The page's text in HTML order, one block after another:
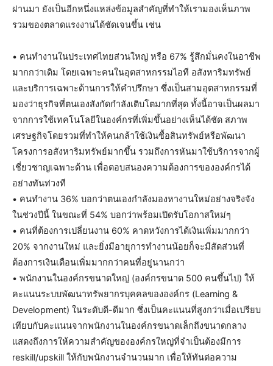
ผ่านมา ยังเป็นอีกหนึ่งแหล่งข้อมูลสำคัญที่ทำให้เรามองเห็นภาพ
รวมของตลาดแรงงานได้ชัดเจนขึ้น เช่น
• คนทำงานในประเทศไทยส่วนใหญ่ หรือ 67% รู้สึกมั่นคงในอาชีพ
มากกว่าเดิม โดยเฉพาะคนในอุตสาหกรรมไอที อสังหาริมทรัพย์
และบริการเฉพาะด้านการให้คำปรึกษา ซึ่งเป็นสามอุตสาหกรรมที่
มองว่าธุรกิจที่ตนเองสังกัดกำลังเติบโตมากที่สุด ทั้งนี้อาจเป็นผลมา
จากการใช้เทคโนโลยีในองค์กรที่เพิ่มขึ้นอย่างเห็นได้ชัด สภาพ
เศรษฐกิจโดยรวมที่ทำให้คนกล้าใช้เงินซื้อสินทรัพย์หรือพัฒนา
โครงการอสังหาริมทรัพย์มากขึ้น รวมถึงการหันมาใช้บริการจากผู้
เชี่ยวชาญเฉพาะด้าน เพื่อตอบสนองความต้องการขององค์กรได้
อย่างทันท่วงที
• คนทำงาน 36% บอกว่าตนเองกำลังมองหางานใหม่อย่างจริงจัง
ในช่วงปีนี้ ในขณะที่ 54% บอกว่าพร้อมเปิดรับโอกาสใหม่ๆ
• คนที่ต้องการเปลี่ยนงาน 60% คาดหวังการได้เงินเพิ่มมากกว่า
20% จากงานใหม่ และยิ่งมีอายุการทำงานน้อยก็จะมีสัดส่วนที่
ต้องการเงินเดือนเพิ่มมากกว่าคนที่อยู่นานกว่า
• พนักงานในองค์กรขนาดใหญ่ (องค์กรขนาด 500 คนขึ้นไป) ให้
คะแนนระบบพัฒนาทรัพยากรบุคคลขององค์กร (Learning &
Development) ในระดับดี-ดีมาก ซึ่งเป็นคะแนนที่สูงกว่าเมื่อเปรียบ
เทียบกับคะแนนจากพนักงานในองค์กรขนาดเล็กถึงขนาดกลาง
แสดงถึงการให้ความสำคัญขององค์กรใหญ่ที่จำเป็นต้องมีการ
reskill/upskill ให้กับพนักงานจำนวนมาก เพื่อให้ทันต่อความ